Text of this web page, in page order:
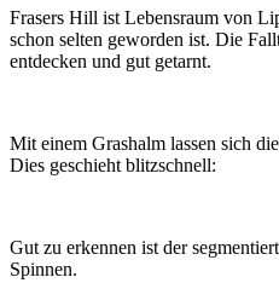
Frasers Hill ist Lebensraum von
schon selten geworden ist. Die
entdecken und gut getarnt.
Mit einem Grashalm lassen sich
Dies geschieht blitzschnell:
Gut zu erkennen ist der
Spinnen.